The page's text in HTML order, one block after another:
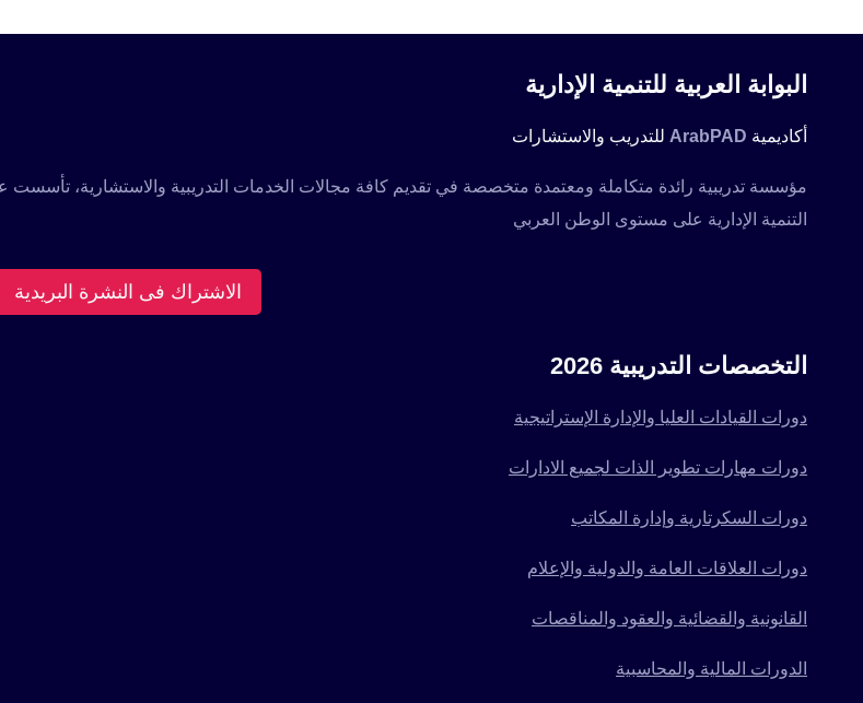
البوابة العربية للتنمية الإدارية
أكاديمية ArabPAD للتدريب والاستشارات
التنمية الإدارية على مستوى الوطن العربي
الاشتراك فى النشرة البريدية
التخصصات التدريبية 2026
دورات القيادات العليا والإدارة الإستراتيجية
دورات مهارات تطوير الذات لجميع الادارات
دورات السكرتارية وإدارة المكاتب
دورات العلاقات العامة والدولية والإعلام
القانونية والقضائية والعقود والمناقصات
الدورات المالية والمحاسبية